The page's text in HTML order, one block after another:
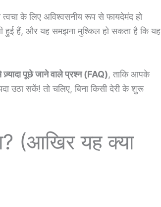
के लिए अविश्वसनीय रूप से फायदेमंद हो
हुई हैं, और यह समझना मुश्किल हो सकता है कि यह
पूछे जाने वाले प्रश्न (FAQ), ताकि आपके
उठा सकें! तो चलिए, बिना किसी देरी के शुरू
(आखिर यह क्या